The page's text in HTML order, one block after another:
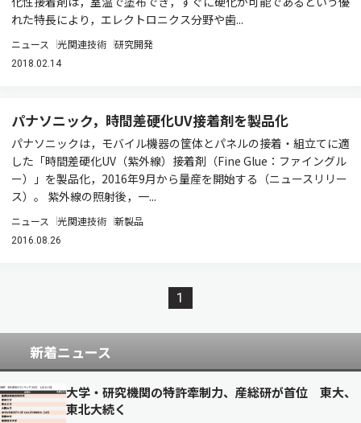
れた特長により，エレクトロニクス分野や歯...
ニュース 光関連技術 研究開発
2018.02.14
パナソニック，時間差硬化UV接着剤を製品化
パナソニックは，モバイル機器の筐体とパネルの接着・組立てに適
した「時間差硬化UV（紫外線）接着剤（Fine Glue：ファイングル
ー）」を製品化，2016年9月から量産を開始する（ニュースリリー
ス）。 紫外線の照射後，一...
ニュース 光関連技術 新製品
2016.08.26
1
新着ニュース
大学・研究機関の特許牽制力、産総研が首位 東大、
東北大続く